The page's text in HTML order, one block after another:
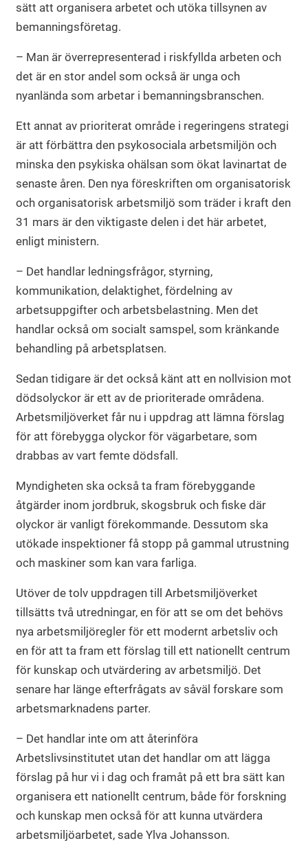
sätt att organisera arbetet och utöka tillsynen av
bemanningsföretag.
– Man är överrepresenterad i riskfyllda arbeten och
det är en stor andel som också är unga och
nyanlända som arbetar i bemanningsbranschen.
Ett annat av prioriterat område i regeringens strategi
är att förbättra den psykosociala arbetsmiljön och
minska den psykiska ohälsan som ökat lavinartat de
senaste åren. Den nya föreskriften om organisatorisk
och organisatorisk arbetsmiljö som träder i kraft den
31 mars är den viktigaste delen i det här arbetet,
enligt ministern.
– Det handlar ledningsfrågor, styrning,
kommunikation, delaktighet, fördelning av
arbetsuppgifter och arbetsbelastning. Men det
handlar också om socialt samspel, som kränkande
behandling på arbetsplatsen.
Sedan tidigare är det också känt att en nollvision mot
dödsolyckor är ett av de prioriterade områdena.
Arbetsmiljöverket får nu i uppdrag att lämna förslag
för att förebygga olyckor för vägarbetare, som
drabbas av vart femte dödsfall.
Myndigheten ska också ta fram förebyggande
åtgärder inom jordbruk, skogsbruk och fiske där
olyckor är vanligt förekommande. Dessutom ska
utökade inspektioner få stopp på gammal utrustning
och maskiner som kan vara farliga.
Utöver de tolv uppdragen till Arbetsmiljöverket
tillsätts två utredningar, en för att se om det behövs
nya arbetsmiljöregler för ett modernt arbetsliv och
en för att ta fram ett förslag till ett nationellt centrum
för kunskap och utvärdering av arbetsmiljö. Det
senare har länge efterfrågats av såväl forskare som
arbetsmarknadens parter.
– Det handlar inte om att återinföra
Arbetslivsinstitutet utan det handlar om att lägga
förslag på hur vi i dag och framåt på ett bra sätt kan
organisera ett nationellt centrum, både för forskning
och kunskap men också för att kunna utvärdera
arbetsmiljöarbetet, sade Ylva Johansson.